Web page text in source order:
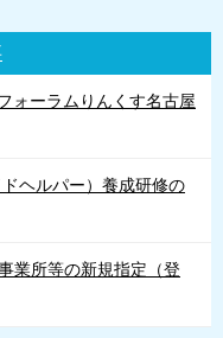
ォーラムりんくす名古屋
ヘルパー）養成研修の
業所等の新規指定（登